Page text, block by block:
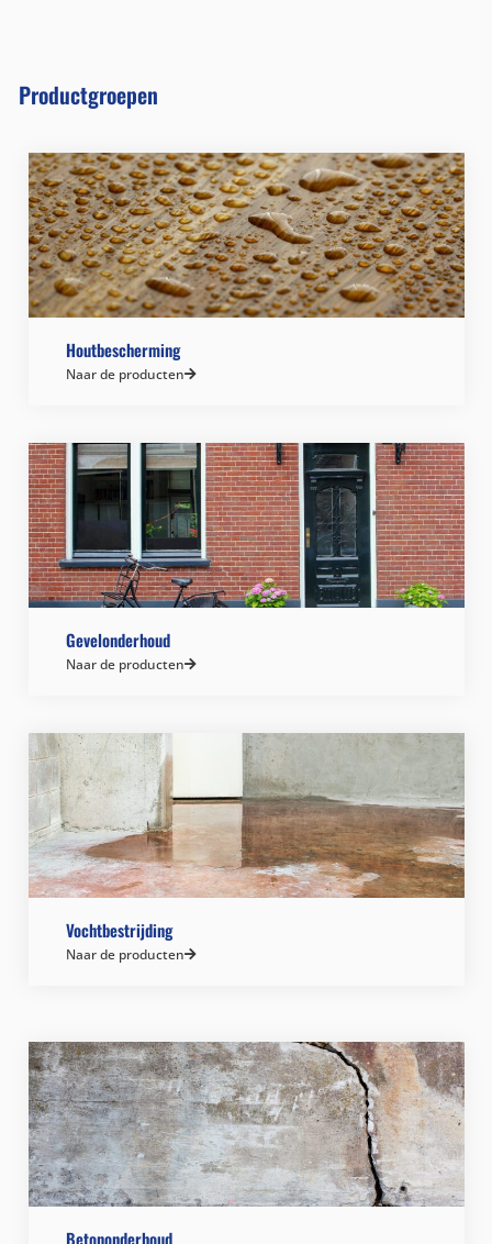
Productgroepen
Houtbescherming
Naar de producten
Gevelonderhoud
Naar de producten
Vochtbestrijding
Naar de producten
Betononderhoud